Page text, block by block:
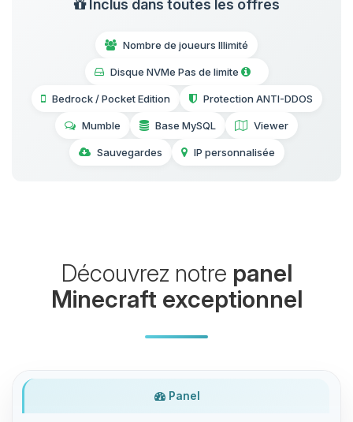
Inclus dans toutes les offres
Nombre de joueurs Illimité
Disque NVMe Pas de limite
Bedrock / Pocket Edition Protection ANTI-DDOS
Mumble Base MySQL Viewer
Sauvegardes IP personnalisée
Découvrez notre panel
Minecraft exceptionnel
Panel